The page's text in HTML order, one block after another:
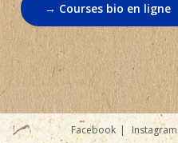
→ Courses bio en ligne
Facebook Instagram